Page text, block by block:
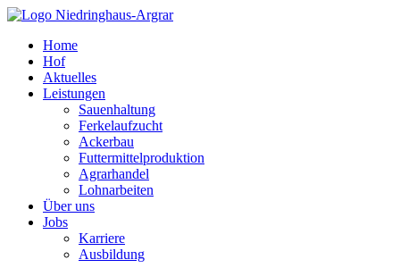
Zum
springenHome
Hof
Aktuelles
Leistungen
Sauenhaltung
Ferkelaufzucht
Ackerbau
Futtermittelproduktion
Agrarhandel
Lohnarbeiten
Über uns
Jobs
Karriere
Ausbildung